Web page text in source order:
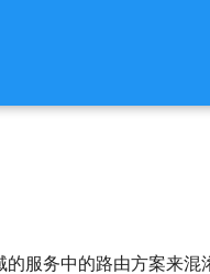
服务中的路由方案来